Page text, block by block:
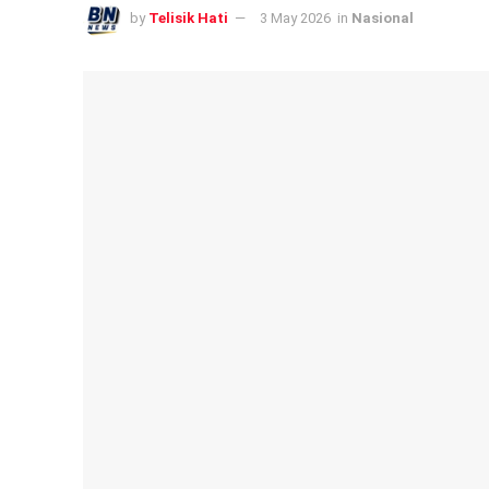
by Telisik Hati 3 May 2026 in Nasional